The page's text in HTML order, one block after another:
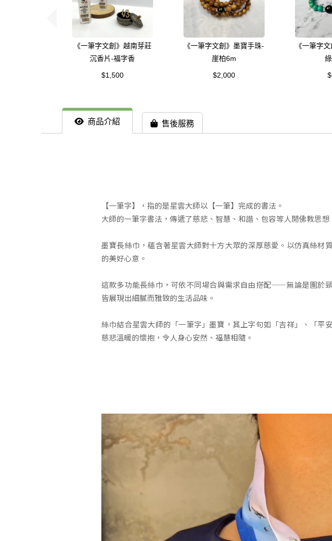
《一筆字文創》越南芽莊
沉香片-福字香
$1,500
《一筆字文創》墨寶手珠-
崖柏6m
$2,000
《一筆字
商品介紹 售後服務
【一筆字】，指的是星雲大師以【一筆】完成的書法。
大師的一筆字書法，傳遞了慈悲、智慧、和諧、包容等人閒佛教思想
墨寶長絲巾，蘊含著星雲大師對十方大眾的深厚慈愛。以仿真絲
的美好心意。
這款多功能長絲巾，可依不同場合與需求自由搭配——無論是圍於
皆展現出細膩而雅致的生活品味。
絲巾結合星雲大師的「一筆字」墨寶，其上字句如「吉祥」、「
慈悲溫暖的懷抱，令人身心安然、福慧相隨。